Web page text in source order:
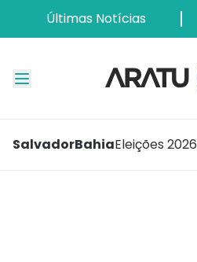
Últimas Notícias
SalvadorBahiaEleições 2026